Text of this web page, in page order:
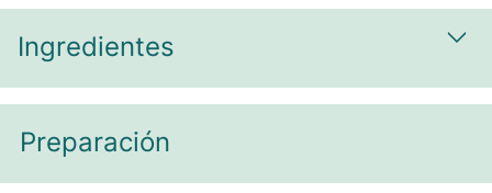
Ingredientes
Preparación